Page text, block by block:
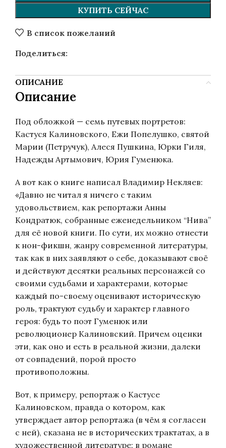
КУПИТЬ СЕЙЧАС
В список пожеланий
Поделиться:
ОПИСАНИЕ
Описание
Под обложкой — семь путевых портретов:
Кастуся Калиновского, Ежи Попелушко, святой
Марии (Петручук), Алеся Пушкина, Юрки Гиля,
Надежды Артымович, Юрия Гуменюка.
А вот как о книге написал Владимир Некляев:
«Давно не читал я ничего с таким
удовольствием, как репортажи Анны
Кондратюк, собранные еженедельником “Нива”
для её новой книги. По сути, их можно отнести
к нон-фикшн, жанру современной литературы,
так как в них заявляют о себе, доказывают своё
и действуют десятки реальных персонажей со
своими судьбами и характерами, которые
каждый по-своему оценивают историческую
роль, трактуют судьбу и характер главного
героя: будь то поэт Гуменюк или
революционер Калиновский. Причем оценки
эти, как оно и есть в реальной жизни, далеки
от совпадений, порой просто
противоположны.
Вот, к примеру, репортаж о Кастусе
Калиновском, правда о котором, как
утверждает автор репортажа (в чём я согласен
с ней), сказана не в исторических трактатах, а в
художественной литературе: в романе